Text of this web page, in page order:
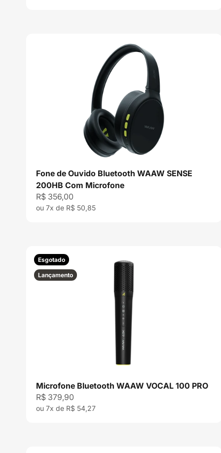
Fone de Ouvido Bluetooth WAAW SENSE
200HB Com Microfone
Preço promocional
R$ 356,00
ou 7x de R$ 50,85
Esgotado
Lançamento
Microfone Bluetooth WAAW VOCAL 100 PRO
Preço promocional
R$ 379,90
ou 7x de R$ 54,27